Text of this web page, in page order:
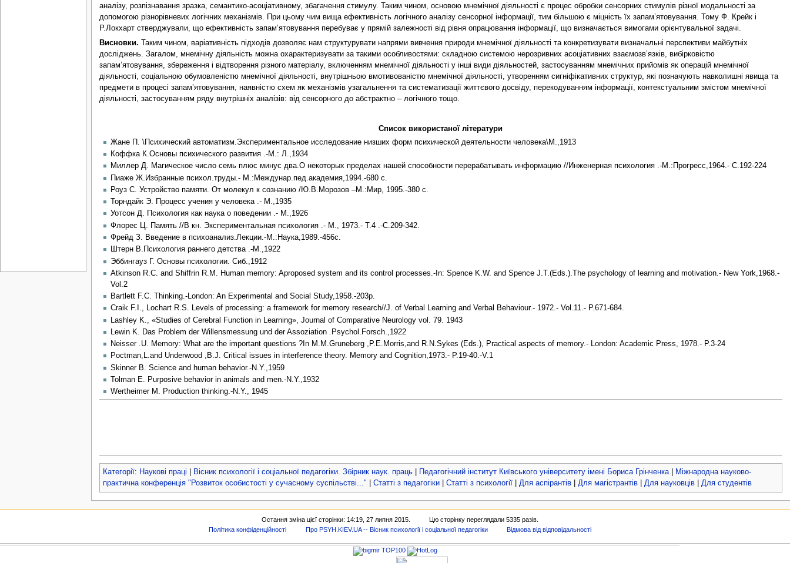
аналізу, розпізнавання зразка, семантико-асоціативному, збагачення стимулу. Таким чином, основою мнемічної діяльності є процес обробки сенсорних стимулів різної модальності за
допомогою різнорівневих логічних механізмів. При цьому чим вища ефективність логічного аналізу сенсорної інформації, тим більшою є міцність їх запам’ятовування. Тому Ф. Крейк і
Р.Локхарт стверджували, що ефективність запам’ятовування перебуває у прямій залежності від рівня опрацювання інформації, що визначається вимогами орієнтувальної задачі.
Висновки. Таким чином, варіативність підходів дозволяє нам структурувати напрями вивчення природи мнемічної діяльності та конкретизувати визначальні перспективи майбутніх
досліджень. Загалом, мнемічну діяльність можна охарактеризувати за такими особливостями: складною системою нерозривних асоціативних взаємозв’язків, вибірковістю
запам’ятовування, збереження і відтворення різного матеріалу, включенням мнемічної діяльності у інші види діяльностей, застосуванням мнемічних прийомів як операцій мнемічної
діяльності, соціальною обумовленістю мнемічної діяльності, внутрішньою вмотивованістю мнемічної діяльності, утворенням сигніфікативних структур, які позначують навколишні явища та
предмети в процесі запам’ятовування, наявністю схем як механізмів узагальнення та систематизації життєвого досвіду, перекодуванням інформації, контекстуальним змістом мнемічної
діяльності, застосуванням ряду внутрішніх аналізів: від сенсорного до абстрактно – логічного тощо.
Список використаної літератури
Жане П. \Психический автоматизм.Экспериментальное исследование низших форм психической деятельности человека\М.,1913
Коффка К.Основы психического развития .-М.: Л.,1934
Миллер Д. Магическое число семь плюс минус два.О некоторых пределах нашей способности перерабатывать информацию //Инженерная психология .-М.:Прогресс,1964.- С.192-224
Пиаже Ж.Избранные психол.труды.- М.:Междунар.пед.академия,1994.-680 с.
Роуз С. Устройство памяти. От молекул к сознанию /Ю.В.Морозов –М.:Мир, 1995.-380 с.
Торндайк Э. Процесс учения у человека .- М.,1935
Уотсон Д. Психология как наука о поведении .- М.,1926
Флорес Ц. Память //В кн. Экспериментальная психология .- М., 1973.- Т.4 .-С.209-342.
Фрейд З. Введение в психоанализ.Лекции.-М.:Наука,1989.-456с.
Штерн В.Психология раннего детства .-М.,1922
Эббингауз Г. Основы психологии. Сиб.,1912
Atkinson R.C. and Shiffrin R.M. Human memory: Aproposed system and its control processes.-In: Spence K.W. and Spence J.T.(Eds.).The psychology of learning and motivation.- New York,1968.-
Vol.2
Bartlett F.C. Thinking.-London: An Experimental and Social Study,1958.-203p.
Craik F.I., Lochart R.S. Levels of processing: a framework for memory research//J. of Verbal Learning and Verbal Behaviour.- 1972.- Vol.11.- P.671-684.
Lashley K., «Studies of Cerebral Function in Learning», Journal of Comparative Neurology vol. 79. 1943
Lewin K. Das Problem der Willensmessung und der Assoziation .Psychol.Forsch.,1922
Neisser .U. Memory: What are the important questions ?In M.M.Gruneberg ,P.E.Morris,and R.N.Sykes (Eds.), Practical aspects of memory.- London: Academic Press, 1978.- P.3-24
Poctman,L.and Underwood ,B.J. Critical issues in interference theory. Memory and Cognition,1973.- P.19-40.-V.1
Skinner B. Science and human behavior.-N.Y.,1959
Tolman E. Purposive behavior in animals and men.-N.Y.,1932
Wertheimer M. Production thinking.-N.Y., 1945
Категорії: Наукові праці Вісник психології і соціальної педагогіки. Збірник наук. праць| Педагогічний інститут Київського університету імені Бориса Грінченка|
Міжнародна науково-
практична конференція "Розвиток особистості у сучасному суспільстві..."
Статті з педагогіки| Статті з психології| Для аспірантів| Для магістрантів| Для науковців| Для студентів
Остання зміна цієї сторінки: 14:19, 27 липня 2015.
Цю сторінку переглядали 5335 разів.
Політика конфіденційності
Про PSYH.KIEV.UA -- Вісник психології і соціальної педагогіки Відмова від відповідальності